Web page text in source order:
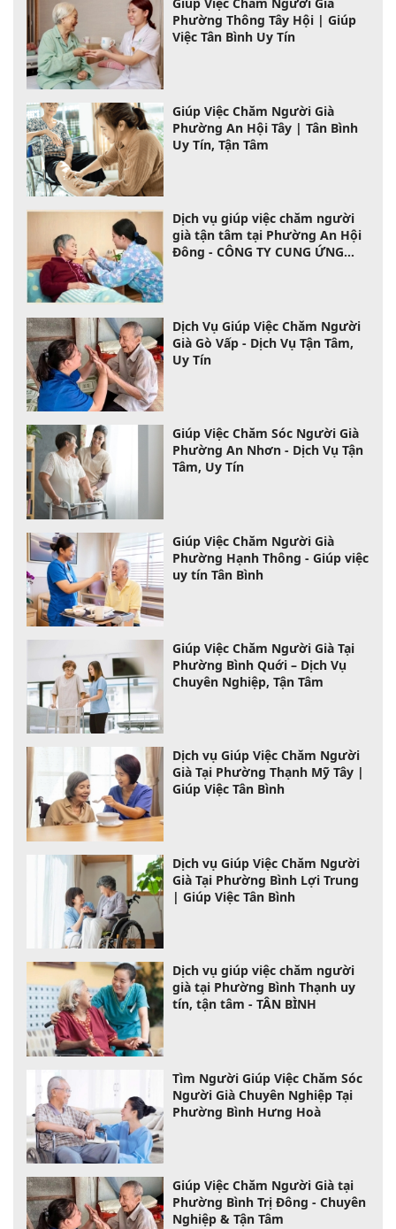
Giúp Việc Chăm Người Già
Phường Thông Tây Hội | Giúp
Việc Tân Bình Uy Tín
Giúp Việc Chăm Người Già
Phường An Hội Tây | Tân Bình
Uy Tín, Tận Tâm
Dịch vụ giúp việc chăm người
già tận tâm tại Phường An Hội
Đông - CÔNG TY CUNG ỨNG
Dịch Vụ Giúp Việc Chăm Người
Già Gò Vấp - Dịch Vụ Tận Tâm,
Uy Tín
Giúp Việc Chăm Sóc Người Già
Phường An Nhơn - Dịch Vụ Tận
Tâm, Uy Tín
Giúp Việc Chăm Người Già
Phường Hạnh Thông - Giúp việc
uy tín Tân Bình
Giúp Việc Chăm Người Già Tại
Phường Bình Quới – Dịch Vụ
Chuyên Nghiệp, Tận Tâm
Dịch vụ Giúp Việc Chăm Người
Già Tại Phường Thạnh Mỹ Tây |
Giúp Việc Tân Bình
Dịch vụ Giúp Việc Chăm Người
Già Tại Phường Bình Lợi Trung
| Giúp Việc Tân Bình
Dịch vụ giúp việc chăm người
già tại Phường Bình Thạnh uy
tín, tận tâm - TÂN BÌNH
Tìm Người Giúp Việc Chăm Sóc
Người Già Chuyên Nghiệp Tại
Phường Bình Hưng Hoà
Giúp Việc Chăm Người Già tại
Phường Bình Trị Đông - Chuyên
Nghiệp & Tận Tâm